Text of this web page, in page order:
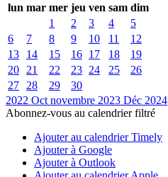
lun mar mer jeu ven sam dim
1
2 3 4
5
6
7 8 9 10 11
12
13
14 15 16 17 18
19
20
21 22 23 24 25
26
27
28 29
30
2022 Oct novembre 2023 Déc 2024
Abonnez-vous au calendrier filtré
Ajouter au calendrier Timely
Ajouter à Google
Ajouter à Outlook